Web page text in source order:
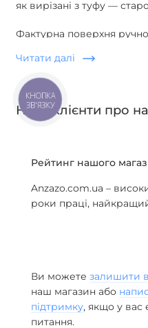
як вирізані з туфу —
Фактурна поверхня
вабі-сабі, джапанді та
Виготовлення 4–8 тижнів,
Часті запитання
виходить крізь округлі
З чого виготовлені
Композитні матеріали з
міцні, з живою
До яких інтер'єрів пасує
Вабі-сабі, джапанді,
стиль: скрізь, де
Читати далі
Наші клієнти про
Рейтинг нашого
Anzazo.com.ua –
роки праці,
Ви можете залишити
наш магазин або
підтримку, якщо у вас
питання.
КНОПКА
ЗВ'ЯЗКУ